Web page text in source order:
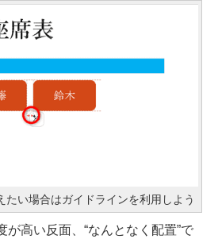
たい場合はガイドラインを利用しよう
高い反面、“なんとなく配置”で